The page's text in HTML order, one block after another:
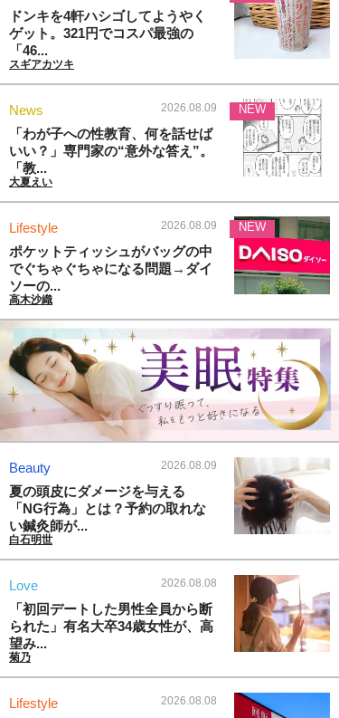
ドンキを4軒ハシゴしてようやく
ゲット。321円でコスパ最強の
「46...
スギアカツキ
News 2026.08.09
「わが子への性教育、何を話せば
いい？」専門家の“意外な答え”。
「教...
大夏えい
NEW
Lifestyle 2026.08.09
ポケットティッシュがバッグの中
でぐちゃぐちゃになる問題→ダイ
ソーの...
高木沙織
NEW
Beauty 2026.08.09
夏の頭皮にダメージを与える
「NG行為」とは？予約の取れな
い鍼灸師が...
白石明世
Love 2026.08.08
「初回デートした男性全員から断
られた」有名大卒34歳女性が、高
望み...
菊乃
Lifestyle 2026.08.08